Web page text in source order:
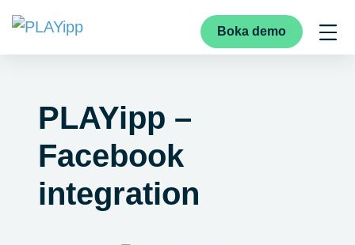
Boka demo
PLAYipp –
Facebook
integration